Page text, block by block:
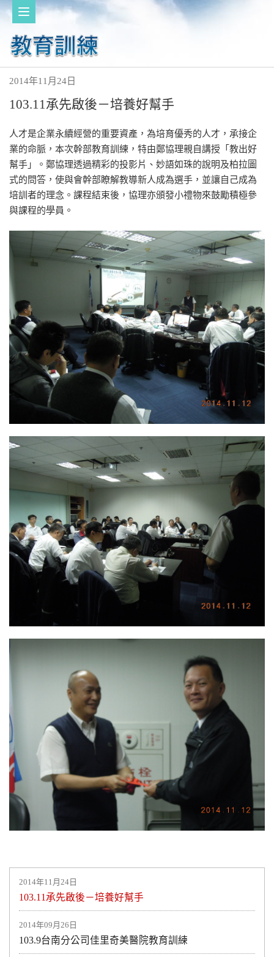
2014年11月24日
103.11承先啟後－培養好幫手
2014年09月26日
103.9台南分公司佳里奇美醫院教育訓練
2014年11月24日
103.11承先啟後－培養好幫手
人才是企業永續經營的重要資產，為培育優秀的人才，承接企
業的命脈，本次幹部教育訓練，特由鄭協理親自講授「教出好
幫手」。鄭協理透過精彩的投影片、妙語如珠的說明及柏拉圖
式的問答，使與會幹部瞭解教導新人成為選手，並讓自己成為
培訓者的理念。課程結束後，協理亦頒發小禮物來鼓勵積極參
與課程的學員。